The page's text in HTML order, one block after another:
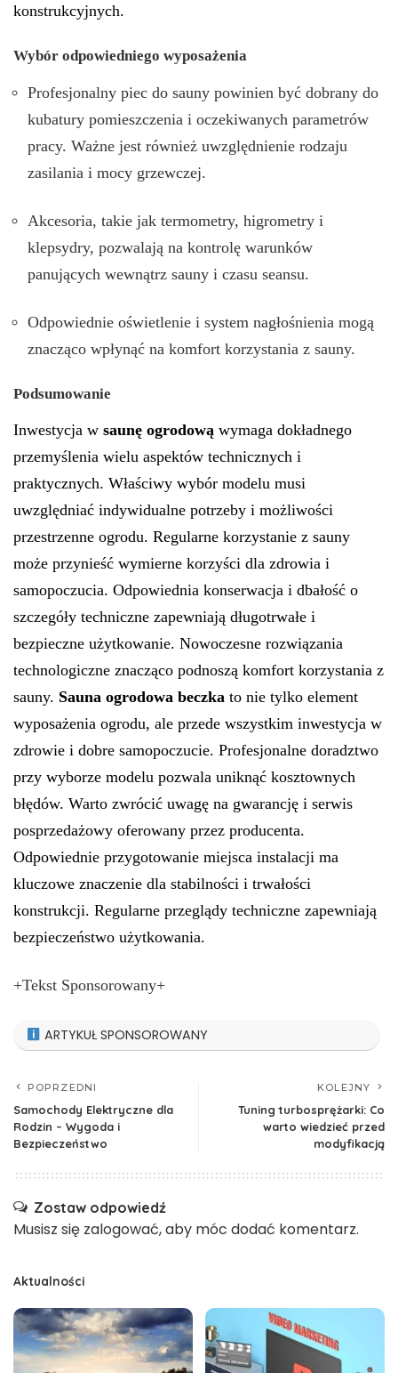
konstrukcyjnych.
Wybór odpowiedniego wyposażenia
Profesjonalny piec do sauny powinien być dobrany do
kubatury pomieszczenia i oczekiwanych parametrów
pracy. Ważne jest również uwzględnienie rodzaju
zasilania i mocy grzewczej.
Akcesoria, takie jak termometry, higrometry i
klepsydry, pozwalają na kontrolę warunków
panujących wewnątrz sauny i czasu seansu.
Odpowiednie oświetlenie i system nagłośnienia mogą
znacząco wpłynąć na komfort korzystania z sauny.
Podsumowanie
Inwestycja w saunę ogrodową wymaga dokładnego
przemyślenia wielu aspektów technicznych i
praktycznych. Właściwy wybór modelu musi
uwzględniać indywidualne potrzeby i możliwości
przestrzenne ogrodu. Regularne korzystanie z sauny
może przynieść wymierne korzyści dla zdrowia i
samopoczucia. Odpowiednia konserwacja i dbałość o
szczegóły techniczne zapewniają długotrwałe i
bezpieczne użytkowanie. Nowoczesne rozwiązania
technologiczne znacząco podnoszą komfort korzystania z
sauny. Sauna ogrodowa beczka to nie tylko element
wyposażenia ogrodu, ale przede wszystkim inwestycja w
zdrowie i dobre samopoczucie. Profesjonalne doradztwo
przy wyborze modelu pozwala uniknąć kosztownych
błędów. Warto zwrócić uwagę na gwarancję i serwis
posprzedażowy oferowany przez producenta.
Odpowiednie przygotowanie miejsca instalacji ma
kluczowe znaczenie dla stabilności i trwałości
konstrukcji. Regularne przeglądy techniczne zapewniają
bezpieczeństwo użytkowania.
+Tekst Sponsorowany+
ARTYKUŁ SPONSOROWANY
POPRZEDNI
Samochody Elektryczne dla
Rodzin – Wygoda i
Bezpieczeństwo
KOLEJNY
Tuning turbosprężarki: Co
warto wiedzieć przed
modyfikacją
Zostaw odpowiedź
Musisz się zalogować, aby móc dodać komentarz.
Aktualności